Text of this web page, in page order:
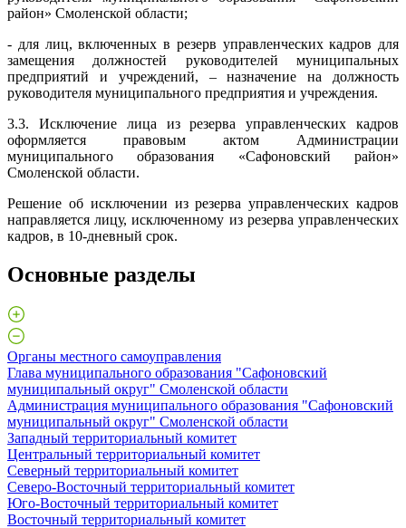
район» Смоленской области;
- для лиц, включенных в резерв управленческих кадров для
замещения должностей руководителей муниципальных
предприятий и учреждений, – назначение на должность
руководителя муниципального предприятия и учреждения.
3.3. Исключение лица из резерва управленческих кадров
оформляется правовым актом Администрации
муниципального образования «Сафоновский район»
Смоленской области.
Решение об исключении из резерва управленческих кадров
направляется лицу, исключенному из резерва управленческих
кадров, в 10-дневный срок.
Основные разделы
Органы местного самоуправления
Глава муниципального образования "Сафоновский
муниципальный округ" Смоленской области
Администрация муниципального образования "Сафоновский
муниципальный округ" Смоленской области
Западный территориальный комитет
Центральный территориальный комитет
Северный территориальный комитет
Северо-Восточный территориальный комитет
Юго-Восточный территориальный комитет
Восточный территориальный комитет